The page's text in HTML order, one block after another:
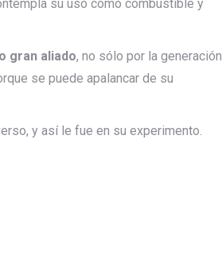
su uso como combustible y
gran aliado, no sólo por la generación
se puede apalancar de su
y así le fue en su experimento.